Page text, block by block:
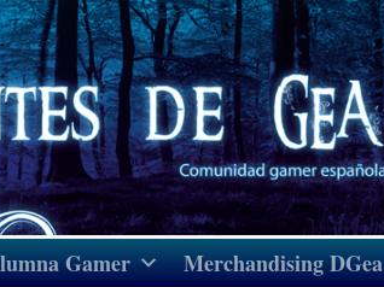
Gamer Merchandising DGea